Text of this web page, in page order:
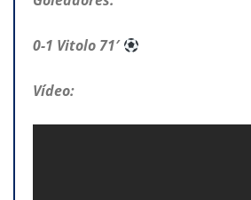
0-1 Vitolo 71′
Vídeo: